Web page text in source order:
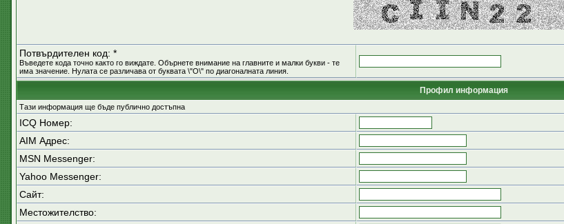
Потвърдителен код: *
Въведете кода точно както го виждате. Обърнете внимание на главните и малки букви - те
има значение. Нулата се различава от буквата \"O\" по диагоналната линия.
Профил информация
Тази информация ще бъде публично достъпна
ICQ Номер:
AIM Адрес:
MSN Messenger:
Yahoo Messenger:
Сайт:
Местожителство: